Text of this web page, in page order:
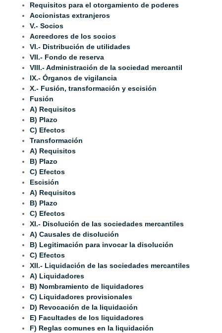
Requisitos para el otorgamiento de poderes
Accionistas extranjeros
V.- Socios
Acreedores de los socios
VI.- Distribución de utilidades
VII.- Fondo de reserva
VIII.- Administración de la sociedad mercantil
IX.- Órganos de vigilancia
X.- Fusión, transformación y escisión
Fusión
A) Requisitos
B) Plazo
C) Efectos
Transformación
A) Requisitos
B) Plazo
C) Efectos
Escisión
A) Requisitos
B) Plazo
C) Efectos
XI.- Disolución de las sociedades mercantiles
A) Causales de disolución
B) Legitimación para invocar la disolución
C) Efectos
XII.- Liquidación de las sociedades mercantiles
A) Liquidadores
B) Nombramiento de liquidadores
C) Liquidadores provisionales
D) Revocación de la liquidación
E) Facultades de los liquidadores
F) Reglas comunes en la liquidación